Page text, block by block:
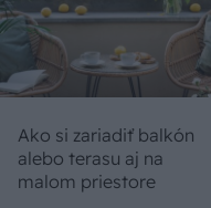
Ako si zariadiť balkón
alebo terasu aj na
malom priestore